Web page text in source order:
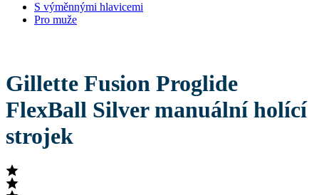
S výměnnými hlavicemi
Pro muže
Gillette Fusion Proglide
FlexBall Silver manuální holící
strojek